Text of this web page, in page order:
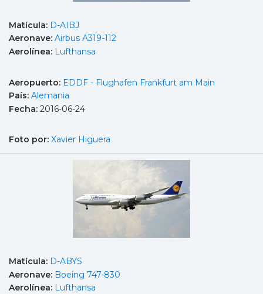
Matícula: D-AIBJ
Aeronave: Airbus A319-112
Aerolínea: Lufthansa
Aeropuerto: EDDF - Flughafen Frankfurt am Main
País: Alemania
Fecha: 2016-06-24
Foto por: Xavier Higuera
Matícula: D-ABYS
Aeronave: Boeing 747-830
Aerolínea: Lufthansa